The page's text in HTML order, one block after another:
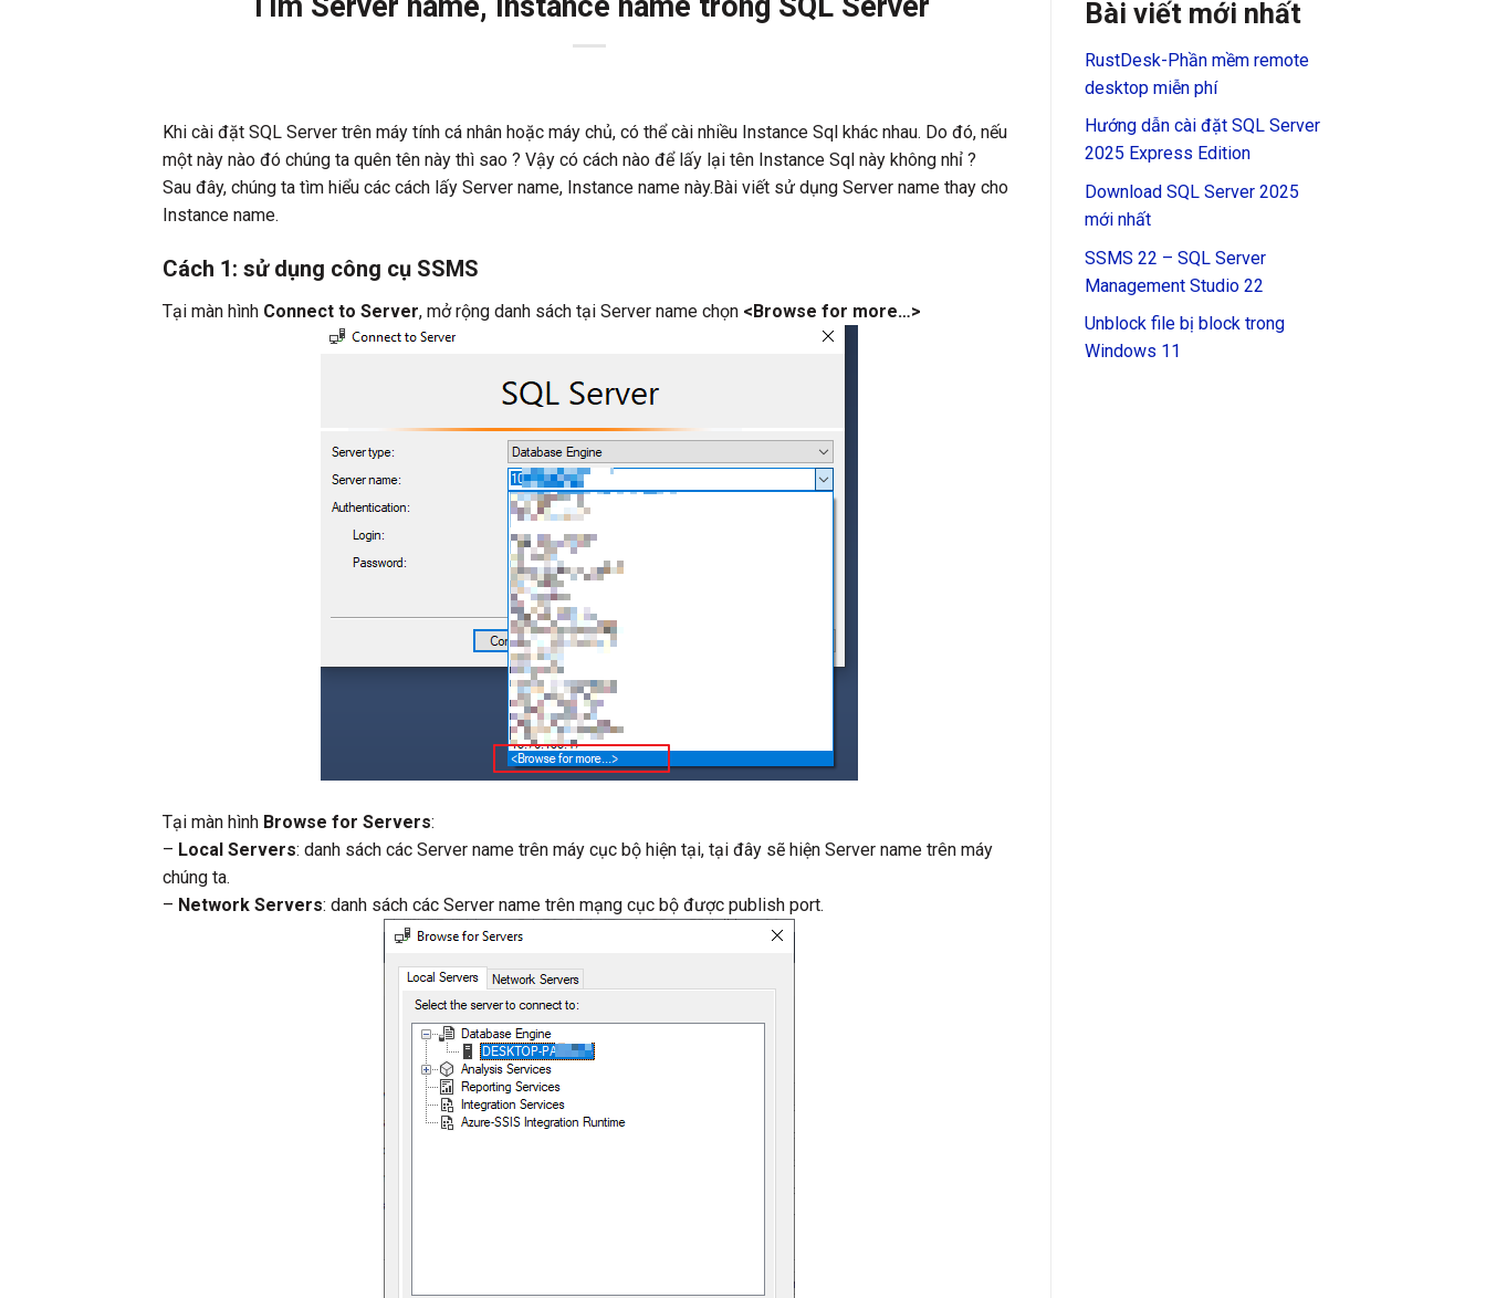
Khi cài đặt SQL Server trên máy tính cá nhân hoặc máy chủ, có thể cài nhiều Instance Sql khác nhau. Do đó, nếu
một này nào đó chúng ta quên tên này thì sao ? Vậy có cách nào để lấy lại tên Instance Sql này không nhỉ ?
Sau đây, chúng ta tìm hiểu các cách lấy Server name, Instance name này.Bài viết sử dụng Server name thay cho
Instance name.
Cách 1: sử dụng công cụ SSMS
Tại màn hình Connect to Server, mở rộng danh sách tại Server name chọn <Browse for more…>
Tại màn hình Browse for Servers:
– Local Servers: danh sách các Server name trên máy cục bộ hiện tại, tại đây sẽ hiện Server name trên máy
chúng ta.
– Network Servers: danh sách các Server name trên mạng cục bộ được publish port.
Bài viết mới nhất
RustDesk-Phần mềm remote
desktop miễn phí
Hướng dẫn cài đặt SQL Server
2025 Express Edition
Download SQL Server 2025
mới nhất
SSMS 22 – SQL Server
Management Studio 22
Unblock file bị block trong
Windows 11